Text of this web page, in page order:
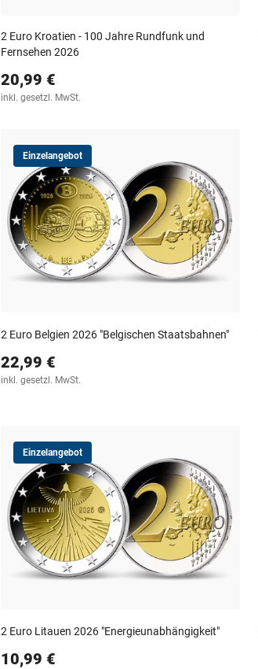
2 Euro Kroatien - 100 Jahre Rundfunk und
Fernsehen 2026
20,99 €
inkl. gesetzl. MwSt.
Einzelangebot
2 Euro Belgien 2026 "Belgischen Staatsbahnen"
22,99 €
inkl. gesetzl. MwSt.
Einzelangebot
2 Euro Litauen 2026 "Energieunabhängigkeit"
10,99 €